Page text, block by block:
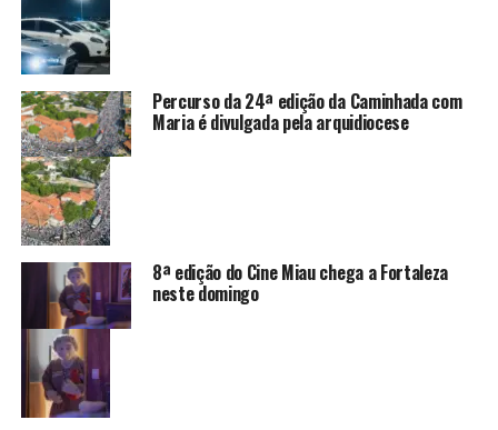
Percurso da 24ª edição da Caminhada com
Maria é divulgada pela arquidiocese
8ª edição do Cine Miau chega a Fortaleza
neste domingo